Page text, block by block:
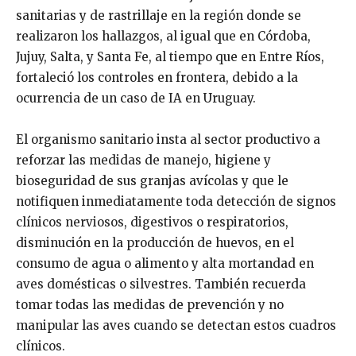
sanitarias y de rastrillaje en la región donde se
realizaron los hallazgos, al igual que en Córdoba,
Jujuy, Salta, y Santa Fe, al tiempo que en Entre Ríos,
fortaleció los controles en frontera, debido a la
ocurrencia de un caso de IA en Uruguay.
El organismo sanitario insta al sector productivo a
reforzar las medidas de manejo, higiene y
bioseguridad de sus granjas avícolas y que le
notifiquen inmediatamente toda detección de signos
clínicos nerviosos, digestivos o respiratorios,
disminución en la producción de huevos, en el
consumo de agua o alimento y alta mortandad en
aves domésticas o silvestres. También recuerda
tomar todas las medidas de prevención y no
manipular las aves cuando se detectan estos cuadros
clínicos.